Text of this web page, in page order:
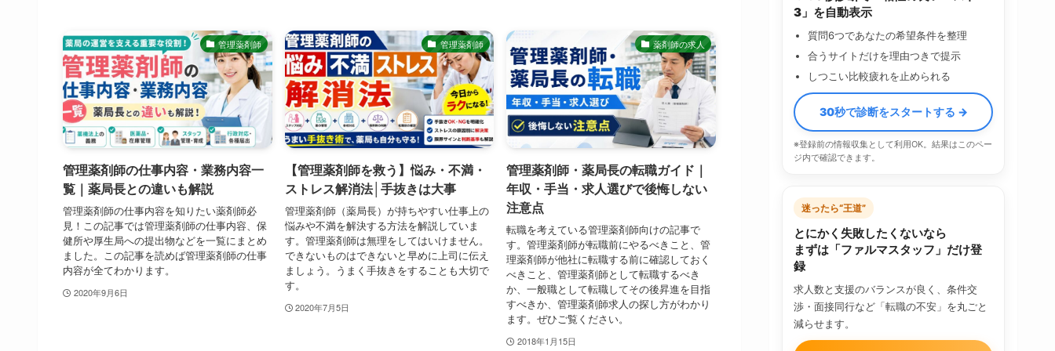
管理薬剤師
管理薬剤師の仕事内容・業務内容一
覧｜薬局長との違いも解説
管理薬剤師の仕事内容を知りたい薬剤師必
見！この記事では管理薬剤師の仕事内容、保
健所や厚生局への提出物などを一覧にまとめ
ました。この記事を読めば管理薬剤師の仕事
内容が全てわかります。
2020年9月6日
管理薬剤師
【管理薬剤師を救う】悩み・不満・
ストレス解消法│手抜きは大事
管理薬剤師（薬局長）が持ちやすい仕事上の
悩みや不満を解決する方法を解説していま
す。管理薬剤師は無理をしてはいけません。
できないものはできないと早めに上司に伝え
ましょう。うまく手抜きをすることも大切で
す。
2020年7月5日
薬剤師の求人
管理薬剤師・薬局長の転職ガイド｜
年収・手当・求人選びで後悔しない
注意点
転職を考えている管理薬剤師向けの記事で
す。管理薬剤師が転職前にやるべきこと、管
理薬剤師が他社に転職する前に確認しておく
べきこと、管理薬剤師として転職するべき
か、一般職として転職してその後昇進を目指
すべきか、管理薬剤師求人の探し方がわかり
ます。ぜひご覧ください。
2018年1月15日
3」を自動表示
質問6つであなたの希望条件を整理
合うサイトだけを理由つきで提示
しつこい比較疲れを止められる
30秒で診断をスタートする →
※登録前の情報収集として利用OK。結果はこのペー
ジ内で確認できます。
迷ったら“王道”
とにかく失敗したくないなら
まずは「ファルマスタッフ」だけ登
録
求人数と支援のバランスが良く、条件交
渉・面接同行など「転職の不安」を丸ごと
減らせます。